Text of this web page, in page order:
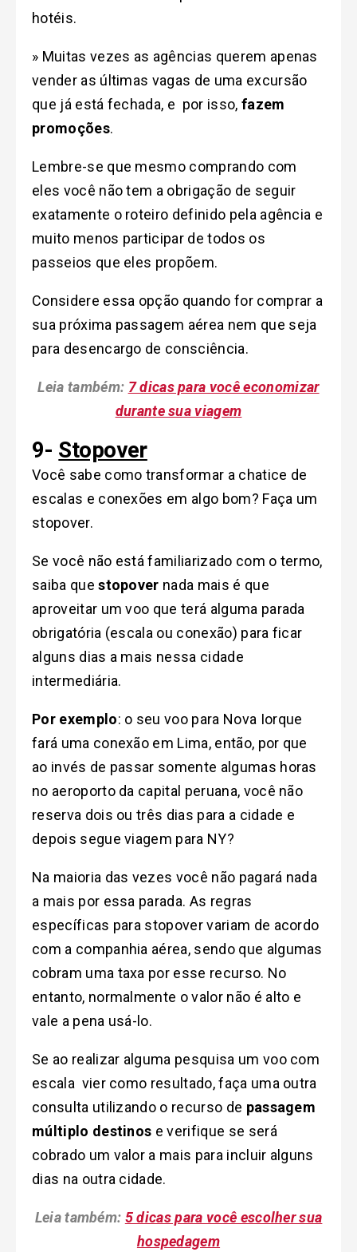
hotéis.
» Muitas vezes as agências querem apenas
vender as últimas vagas de uma excursão
que já está fechada, e por isso, fazem
promoções.
Lembre-se que mesmo comprando com
eles você não tem a obrigação de seguir
exatamente o roteiro definido pela agência e
muito menos participar de todos os
passeios que eles propõem.
Considere essa opção quando for comprar a
sua próxima passagem aérea nem que seja
para desencargo de consciência.
Leia também: 7 dicas para você economizar
durante sua viagem
9- Stopover
Você sabe como transformar a chatice de
escalas e conexões em algo bom? Faça um
stopover.
Se você não está familiarizado com o termo,
saiba questopover nada mais é que
aproveitar um voo que terá alguma parada
obrigatória (escala ou conexão) para ficar
alguns dias a mais nessa cidade
intermediária.
Por exemplo: o seu voo para Nova Iorque
fará uma conexão em Lima, então, por que
ao invés de passar somente algumas horas
no aeroporto da capital peruana, você não
reserva dois ou três dias para a cidade e
depois segue viagem para NY?
Na maioria das vezes você não pagará nada
a mais por essa parada. As regras
específicas para stopover variam de acordo
com a companhia aérea, sendo que algumas
cobram uma taxa por esse recurso. No
entanto, normalmente o valor não é alto e
vale a pena usá-lo.
Se ao realizar alguma pesquisa um voo com
escala vier como resultado, faça uma outra
consulta utilizando o recurso de passagem
múltiplo destinos e verifique se será
cobrado um valor a mais para incluir alguns
dias na outra cidade.
Leia também: 5 dicas para você escolher sua
hospedagem